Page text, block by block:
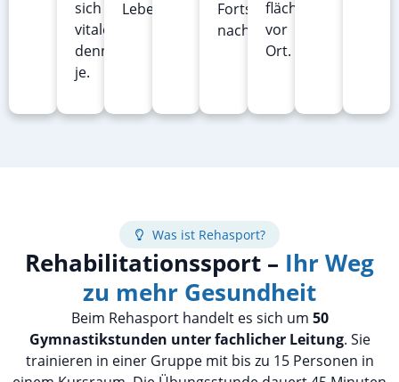
sich
vitaler
denn
je.
Leben.
Fortschritte
nachhaltig.
flächendeckend
vor
Ort.
Was ist Rehasport?
Rehabilitationssport – Ihr Weg
zu mehr Gesundheit
Beim Rehasport handelt es sich um 50
Gymnastikstunden unter fachlicher Leitung. Sie
trainieren in einer Gruppe mit bis zu 15 Personen in